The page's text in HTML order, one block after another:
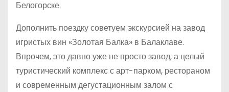
Белогорске.
Дополнить поездку советуем экскурсией на завод
игристых вин «Золотая Балка» в Балаклаве.
Впрочем, это давно уже не просто завод, а целый
туристический комплекс с арт-парком, рестораном
и современным дегустационным залом с